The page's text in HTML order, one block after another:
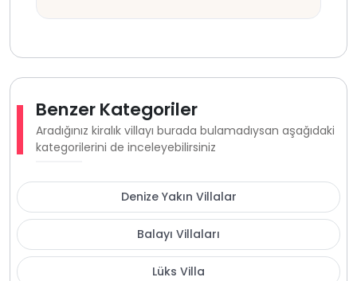
Benzer Kategoriler
Aradığınız kiralık villayı burada bulamadıysan aşağıdaki
kategorilerini de inceleyebilirsiniz
Denize Yakın Villalar
Balayı Villaları
Lüks Villa